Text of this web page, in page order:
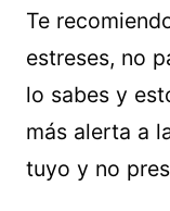
Te
estreses, no
lo sabes y
más alerta a
tuyo y no